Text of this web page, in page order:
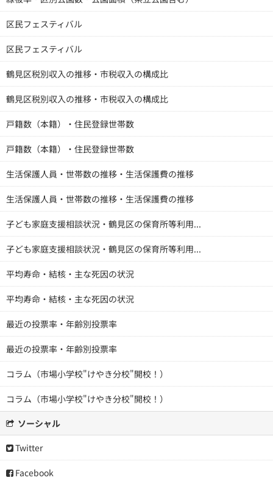
区民フェスティバル
区民フェスティバル
鶴見区税別収入の推移・市税収入の構成比
鶴見区税別収入の推移・市税収入の構成比
戸籍数（本籍）・住民登録世帯数
戸籍数（本籍）・住民登録世帯数
生活保護人員・世帯数の推移・生活保護費の推移
生活保護人員・世帯数の推移・生活保護費の推移
子ども家庭支援相談状況・鶴見区の保育所等利用...
子ども家庭支援相談状況・鶴見区の保育所等利用...
平均寿命・結核・主な死因の状況
平均寿命・結核・主な死因の状況
最近の投票率・年齢別投票率
最近の投票率・年齢別投票率
コラム（市場小学校"けやき分校"開校！）
コラム（市場小学校"けやき分校"開校！）
ソーシャル
Twitter
Facebook